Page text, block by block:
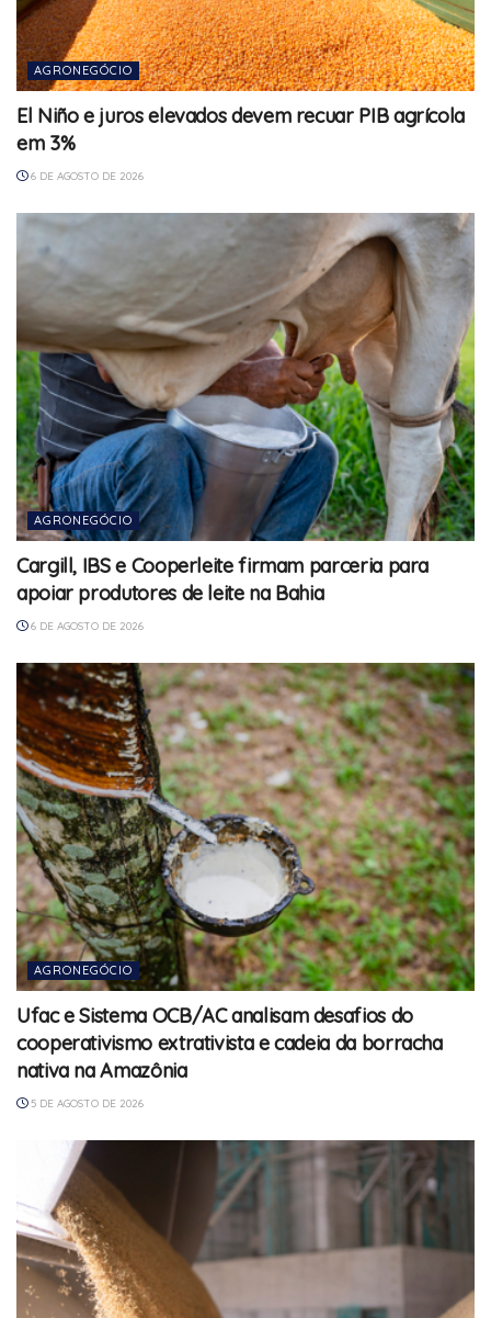
AGRONEGÓCIO
El Niño e juros elevados devem recuar PIB agrícola
em 3%
6 DE AGOSTO DE 2026
AGRONEGÓCIO
Cargill, IBS e Cooperleite firmam parceria para
apoiar produtores de leite na Bahia
6 DE AGOSTO DE 2026
AGRONEGÓCIO
Ufac e Sistema OCB/AC analisam desafios do
cooperativismo extrativista e cadeia da borracha
nativa na Amazônia
5 DE AGOSTO DE 2026